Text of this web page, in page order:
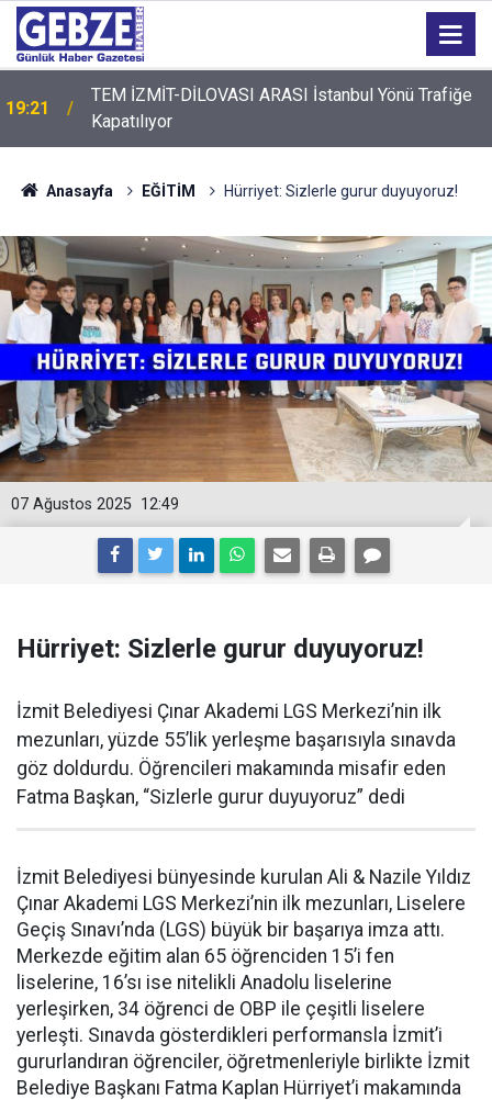
19:21
TEM İZMİT-DİLOVASI ARASI İstanbul Yönü Trafiğe
Kapatılıyor
19:20
GTO'dan Üyelerine Ticari Fırsat
Anasayfa EĞİTİM Hürriyet: Sizlerle gurur duyuyoruz!
12:49
07 Ağustos 2025
Hürriyet: Sizlerle gurur duyuyoruz!
İzmit Belediyesi Çınar Akademi LGS Merkezi’nin ilk
mezunları, yüzde 55’lik yerleşme başarısıyla sınavda
göz doldurdu. Öğrencileri makamında misafir eden
Fatma Başkan, “Sizlerle gurur duyuyoruz” dedi
İzmit Belediyesi bünyesinde kurulan Ali & Nazile Yıldız
Çınar Akademi LGS Merkezi’nin ilk mezunları, Liselere
Geçiş Sınavı’nda (LGS) büyük bir başarıya imza attı.
Merkezde eğitim alan 65 öğrenciden 15’i fen
liselerine, 16’sı ise nitelikli Anadolu liselerine
yerleşirken, 34 öğrenci de OBP ile çeşitli liselere
yerleşti. Sınavda gösterdikleri performansla İzmit’i
gururlandıran öğrenciler, öğretmenleriyle birlikte İzmit
Belediye Başkanı Fatma Kaplan Hürriyet’i makamında